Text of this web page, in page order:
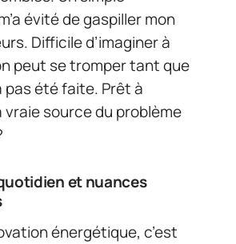
évité de gaspiller mon
Difficile d’imaginer à
peut se tromper tant que
pas été faite. Prêt à
vraie source du problème
et nuances
énergétique, c’est